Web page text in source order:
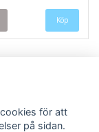
för att
på sidan.